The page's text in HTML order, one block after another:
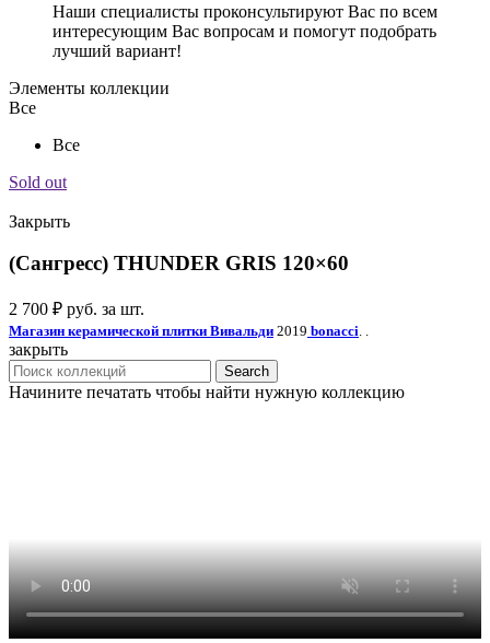
Наши специалисты проконсультируют Вас по всем
интересующим Вас вопросам и помогут подобрать
лучший вариант!
Элементы коллекции
Все
Все
Sold out
Закрыть
(Сангресс) THUNDER GRIS 120×60
2 700 ₽ руб. за шт.
Магазин керамической плитки Вивальди 2019 bonacci. .
закрыть
Search
Начините печатать чтобы найти нужную коллекцию